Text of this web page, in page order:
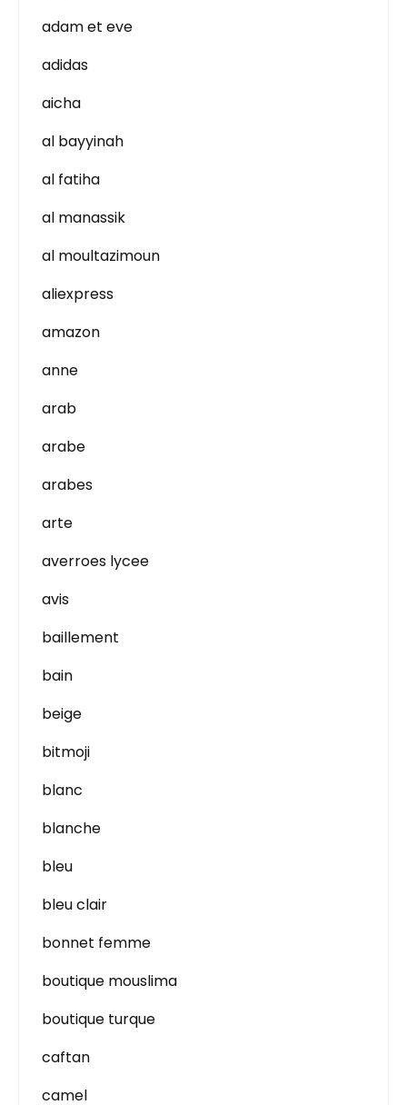
adam et eve
adidas
aicha
al bayyinah
al fatiha
al manassik
al moultazimoun
aliexpress
amazon
anne
arab
arabe
arabes
arte
averroes lycee
avis
baillement
bain
beige
bitmoji
blanc
blanche
bleu
bleu clair
bonnet femme
boutique mouslima
boutique turque
caftan
camel